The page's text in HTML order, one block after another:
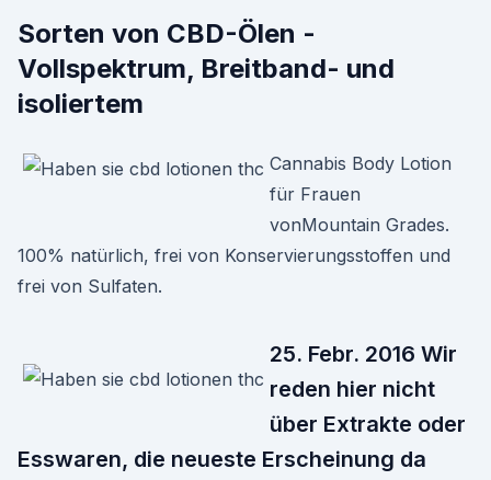
Sorten von CBD-Ölen -
Vollspektrum, Breitband- und
isoliertem
Cannabis Body Lotion
für Frauen
vonMountain Grades.
100% natürlich, frei von Konservierungsstoffen und
frei von Sulfaten.
25. Febr. 2016 Wir
reden hier nicht
über Extrakte oder
Esswaren, die neueste Erscheinung da